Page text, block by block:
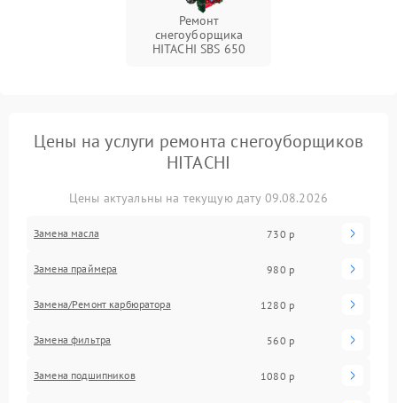
Ремонт
снегоуборщика
HITACHI SBS 650
Цены на услуги ремонта снегоуборщиков
HITACHI
Цены актуальны на текущую дату 09.08.2026
Замена масла 730 р
Замена праймера 980 р
Замена/Pемонт карбюратора 1280 р
Замена фильтра 560 р
Замена подшипников 1080 р